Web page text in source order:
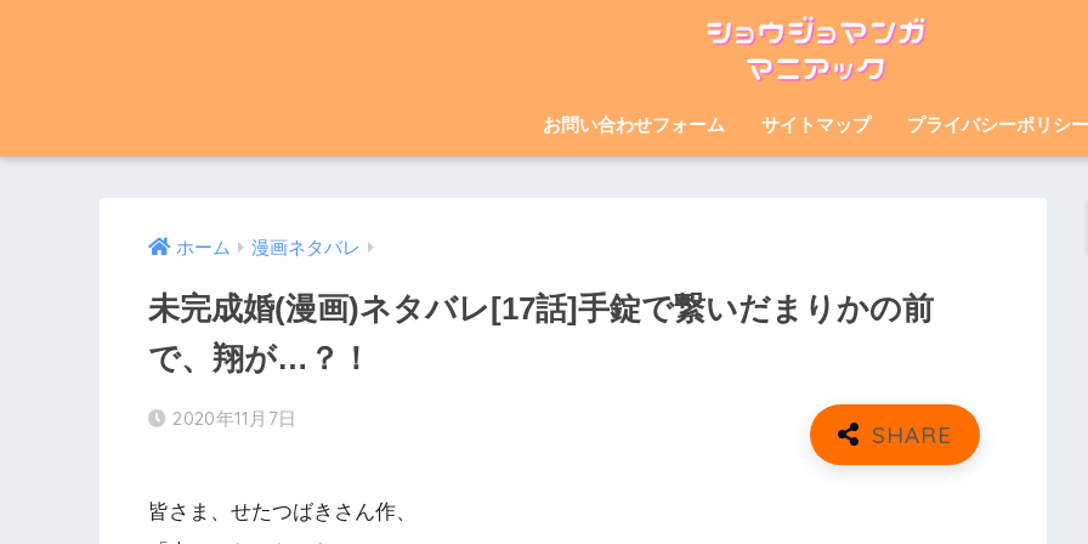
お問い合わせフォーム サイトマップ プライバシーポリシー
ホーム 漫画ネタバレ
未完成婚(漫画)ネタバレ[17話]手錠で繋いだまりかの前
で、翔が…？！
2020年11月7日
皆さま、せたつばきさん作、